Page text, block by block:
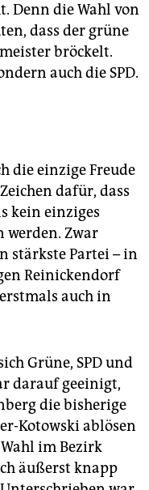
Denn die Wahl von
dass der grüne
bröckelt.
auch die SPD.
die einzige Freude
dafür, dass
kein einziges
werden. Zwar
stärkste Partei – in
Reinickendorf
auch in
Grüne, SPD und
darauf geeinigt,
die bisherige
Kotowski ablösen
im Bezirk
äußerst knapp